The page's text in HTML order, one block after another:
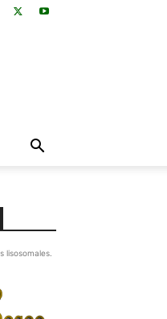
lisosomales.